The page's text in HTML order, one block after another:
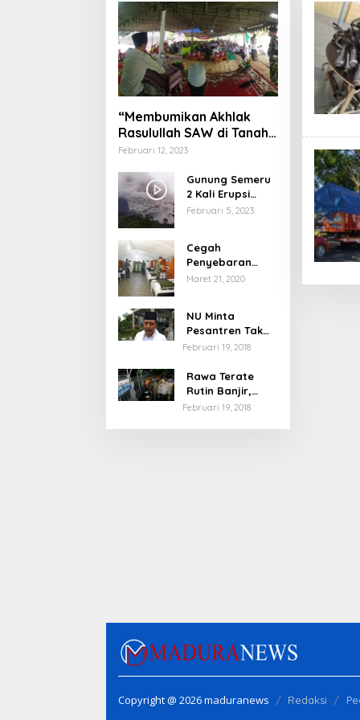
“Membumikan Akhlak
Rasulullah SAW di Tanah
Nusantara”
Februari 12, 2023
Gunung Semeru
2 Kali Erupsi
dengan Tinggi
Februari 5, 2023
Cegah
Penyebaran
Virus Corona,
Pelayanan
Maret 21, 2020
NU Minta
Pesantren Tak
Terprovokasi
Februari 19, 2018
Rawa Terate
Rutin Banjir,
Anies Bakal Cek
Februari 19, 2018
Copyright @ 2026 maduranews Redaksi